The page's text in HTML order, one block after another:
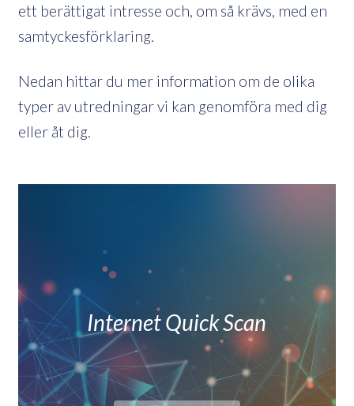
ett berättigat intresse och, om så krävs, med en
samtyckesförklaring.
Nedan hittar du mer information om de olika
typer av utredningar vi kan genomföra med dig
eller åt dig.
Internet Quick Scan